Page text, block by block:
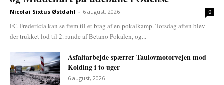
Nicolai Sixtus Østdahl - 6 august, 2026 0
FC Fredericia kan se frem til et brag af en pokalkamp. Torsdag aften blev
der trukket lod til 2. runde af Betano Pokalen, og...
Asfaltarbejde spærrer Taulovmotorvejen mod
Kolding i to uger
6 august, 2026